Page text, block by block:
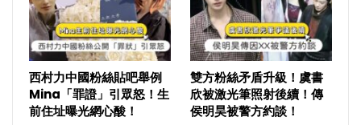
西村力中國粉絲貼吧舉例
Mina「罪證」引眾怒！生
前住址曝光網心酸！
雙方粉絲矛盾升級！虞書
欣被激光筆照射後續！傳
侯明昊被警方約談！